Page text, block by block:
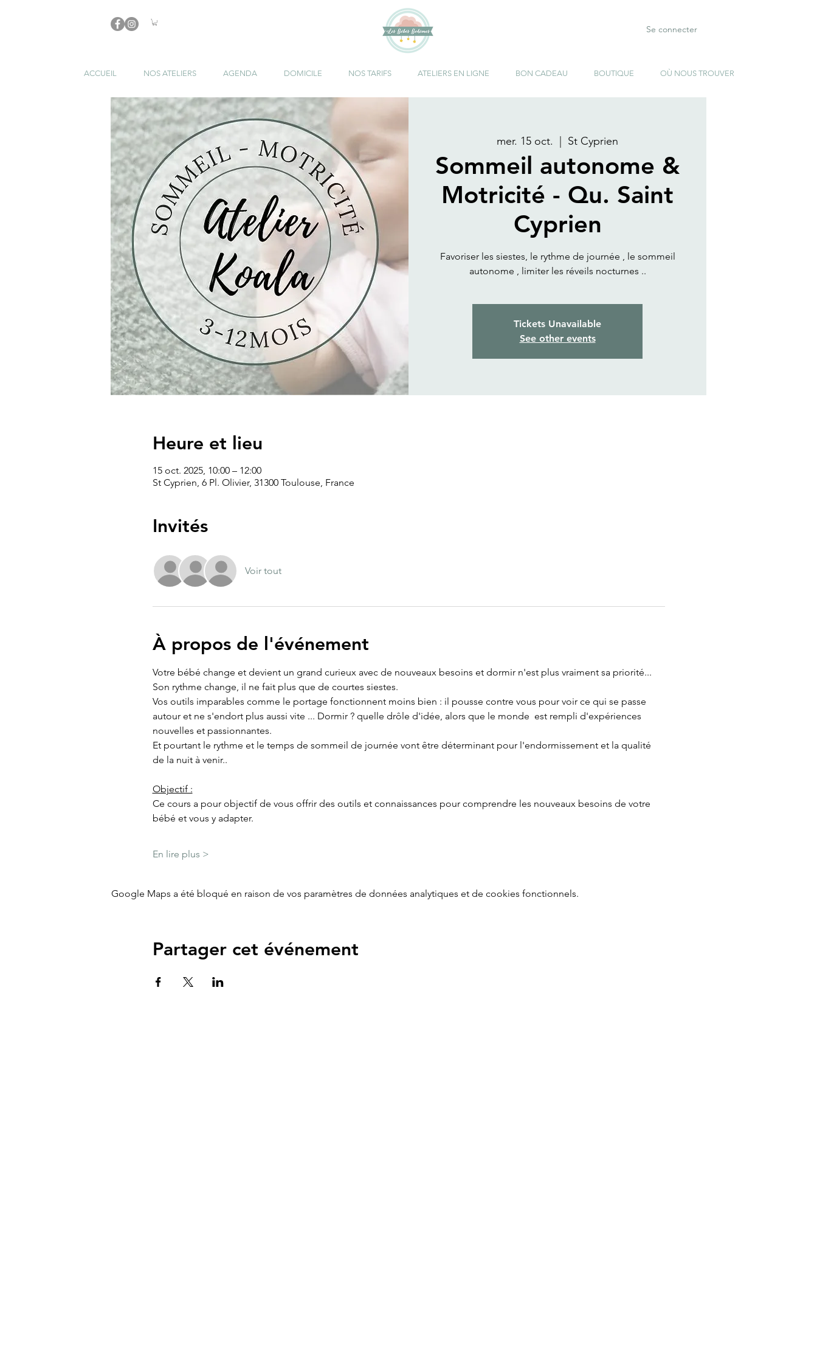
Se connecter
ACCUEIL NOS ATELIERS AGENDA DOMICILE NOS TARIFS ATELIERS EN LIGNE BON CADEAU BOUTIQUE OÙ NOUS TROUVER
mer. 15 oct.
  |
St Cyprien
Sommeil autonome &
Motricité - Qu. Saint
Cyprien
Favoriser les siestes, le rythme de journée , le sommeil
autonome , limiter les réveils nocturnes ..
Tickets Unavailable
See other events
Heure et lieu
15 oct. 2025, 10:00 – 12:00
St Cyprien, 6 Pl. Olivier, 31300 Toulouse, France
Invités
Voir tout
À propos de l'événement
Votre bébé change et devient un grand curieux avec de nouveaux besoins et dormir n'est plus vraiment sa priorité...
Son rythme change, il ne fait plus que de courtes siestes.
Vos outils imparables comme le portage fonctionnent moins bien : il pousse contre vous pour voir ce qui se passe
autour et ne s'endort plus aussi vite ... Dormir ? quelle drôle d'idée, alors que le monde  est rempli d'expériences
nouvelles et passionnantes.
Et pourtant le rythme et le temps de sommeil de journée vont être déterminant pour l'endormissement et la qualité
de la nuit à venir..
Objectif :
Ce cours a pour objectif de vous offrir des outils et connaissances pour comprendre les nouveaux besoins de votre
bébé et vous y adapter.
En lire plus >
Google Maps a été bloqué en raison de vos paramètres de données analytiques et de cookies fonctionnels.
Partager cet événement